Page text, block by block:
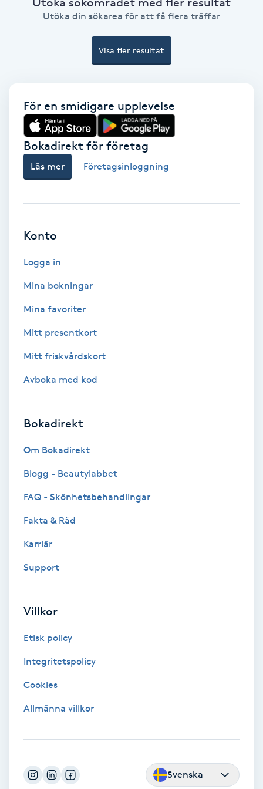
Ansiktsbehandling djuprengörande
Bambumassage
Barber
Bottenfärg
Brynfärgning
Bröllopsuppsättning
Coachning
Cryoterapi
Damklippning
Dermapen
Utöka din sökarea för att få flera träffar
Visa fler resultat
För en smidigare upplevelse
Bokadirekt för företag
Läs mer Företagsinloggning
Konto
Logga in
Mina bokningar
Mina favoriter
Mitt presentkort
Mitt friskvårdskort
Avboka med kod
Bokadirekt
Om Bokadirekt
Blogg - Beautylabbet
FAQ - Skönhetsbehandlingar
Fakta & Råd
Karriär
Support
Villkor
Etisk policy
Integritetspolicy
Cookies
Allmänna villkor
Svenska